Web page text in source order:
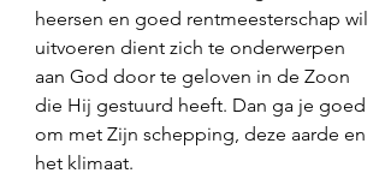
heersen en goed rentmeesterschap wil
uitvoeren dient zich te onderwerpen
aan God door te geloven in de Zoon
die Hij gestuurd heeft. Dan ga je goed
om met Zijn schepping, deze aarde en
het klimaat.